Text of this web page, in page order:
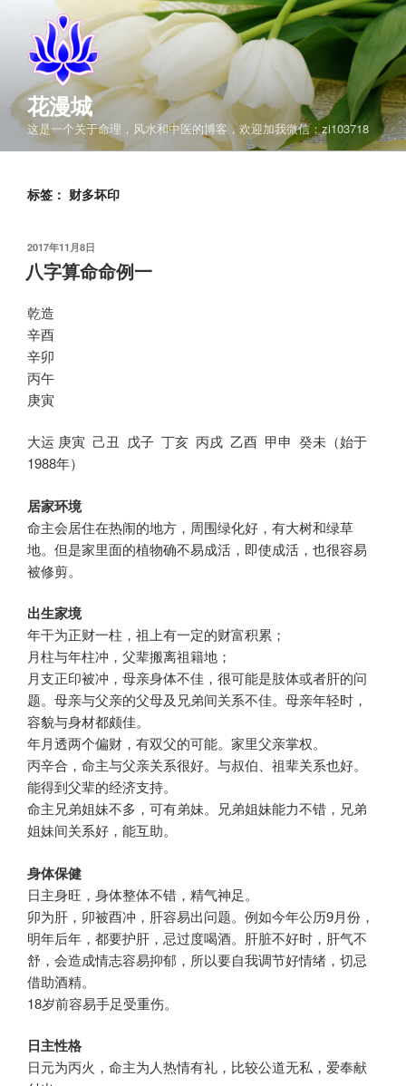
花漫城
这是一个关于命理，风水和中医的博客，欢迎加我微信：zi103718
标签： 财多坏印
发
布
于
2017年11月8日
八字算命命例一
乾造
辛酉
辛卯
丙午
庚寅
大运 庚寅 己丑 戊子 丁亥 丙戌 乙酉 甲申 癸未（始于
1988年）
居家环境
命主会居住在热闹的地方，周围绿化好，有大树和绿草
地。但是家里面的植物确不易成活，即使成活，也很容易
被修剪。
出生家境
年干为正财一柱，祖上有一定的财富积累；
月柱与年柱冲，父辈搬离祖籍地；
月支正印被冲，母亲身体不佳，很可能是肢体或者肝的问
题。母亲与父亲的父母及兄弟间关系不佳。母亲年轻时，
容貌与身材都颇佳。
年月透两个偏财，有双父的可能。家里父亲掌权。
丙辛合，命主与父亲关系很好。与叔伯、祖辈关系也好。
能得到父辈的经济支持。
命主兄弟姐妹不多，可有弟妹。兄弟姐妹能力不错，兄弟
姐妹间关系好，能互助。
身体保健
日主身旺，身体整体不错，精气神足。
卯为肝，卯被酉冲，肝容易出问题。例如今年公历9月份，
明年后年，都要护肝，忌过度喝酒。肝脏不好时，肝气不
舒，会造成情志容易抑郁，所以要自我调节好情绪，切忌
借助酒精。
18岁前容易手足受重伤。
日主性格
日元为丙火，命主为人热情有礼，比较公道无私，爱奉献